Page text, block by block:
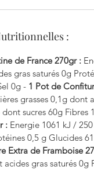
:
de France 270gr :
gras saturés 0g
0g - 1 Pot de
grasses 0,1g dont
sucres 60g Fibres
: Energie 1061 kJ /
0,5 g Glucides
Extra de Framboise
gras saturés